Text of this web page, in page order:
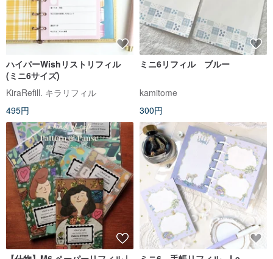
ハイパーWishリストリフィル
(ミニ6サイズ)
KiraRefill. キラリフィル
495円
ミニ6リフィル ブルー
kamitome
300円